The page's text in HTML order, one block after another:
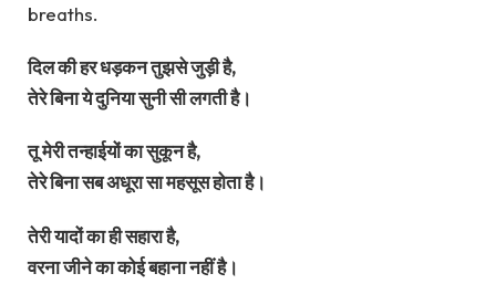
breaths.
दिल की हर धड़कन तुझसे जुड़ी है,
तेरे बिना ये दुनिया सुनी सी लगती है।
तू मेरी तन्हाईयों का सुकून है,
तेरे बिना सब अधूरा सा महसूस होता है।
तेरी यादों का ही सहारा है,
वरना जीने का कोई बहाना नहीं है।